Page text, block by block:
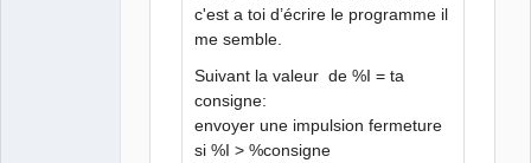
c'est a toi d’écrire le programme il
me semble.
Suivant la valeur de %I = ta
consigne:
envoyer une impulsion fermeture
si %I > %consigne